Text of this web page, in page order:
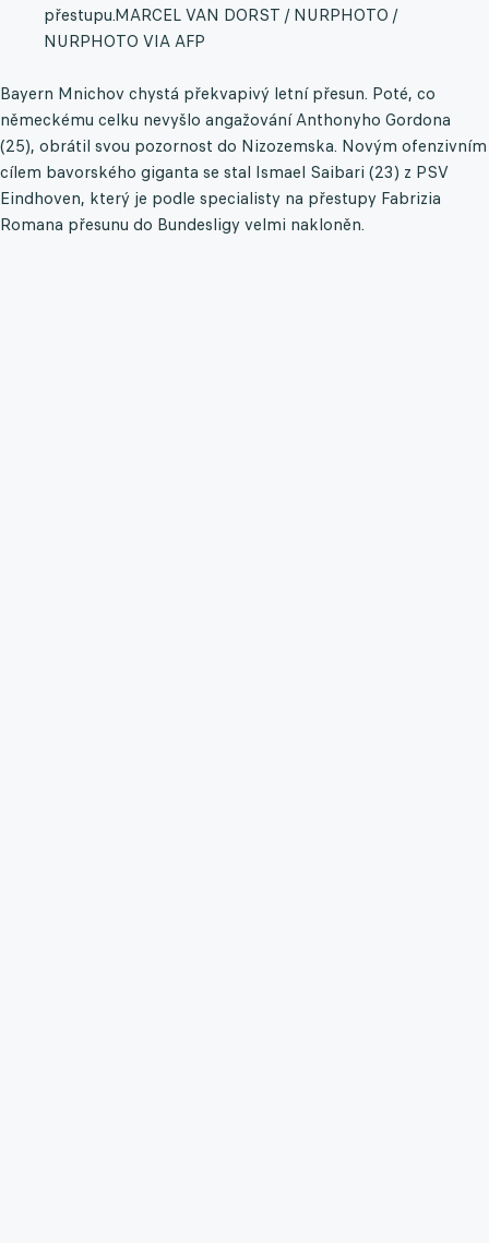
přestupu.MARCEL VAN DORST / NURPHOTO /
NURPHOTO VIA AFP
Bayern Mnichov chystá překvapivý letní přesun. Poté, co
německému celku nevyšlo angažování Anthonyho Gordona
(25), obrátil svou pozornost do Nizozemska. Novým ofenzivním
cílem bavorského giganta se stal Ismael Saibari (23) z PSV
Eindhoven, který je podle specialisty na přestupy Fabrizia
Romana přesunu do Bundesligy velmi nakloněn.